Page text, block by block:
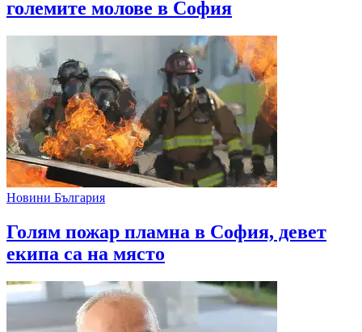
големите молове в София
Новини България
Голям пожар пламна в София, девет
екипа са на място